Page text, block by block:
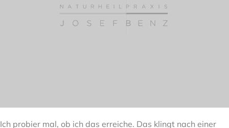
Ich probier mal, ob ich das erreiche. Das klingt nach einer